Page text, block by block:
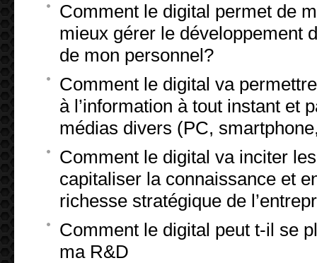
Comment le digital permet de
mieux gérer le développement
de mon personnel?
Comment le digital va
à l’information à tout instant et
médias divers (PC,
Comment le digital va inciter
capitaliser la connaissance et
richesse stratégique de
Comment le digital peut t-il se
ma R&D